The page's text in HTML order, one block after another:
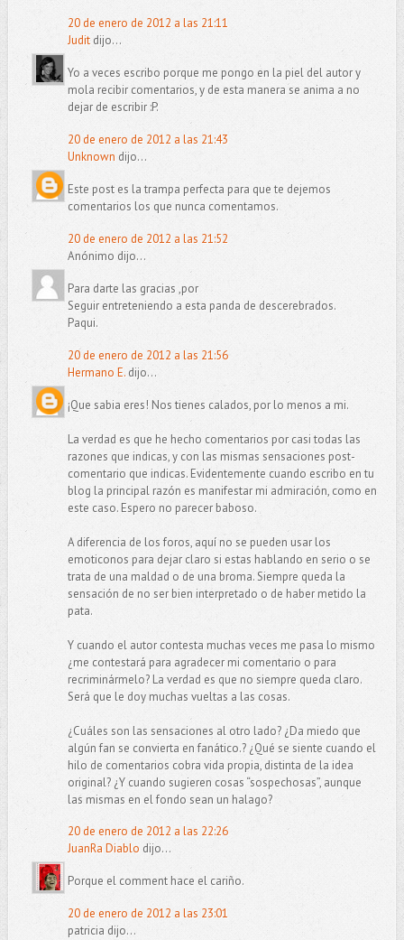
20 de enero de 2012 a las 21:11
Juditdijo...
Yo a veces escribo porque me pongo en la piel del autor y
mola recibir comentarios, y de esta manera se anima a no
dejar de escribir :P.
20 de enero de 2012 a las 21:43
Unknown dijo...
Este post es la trampa perfecta para que te dejemos
comentarios los que nunca comentamos.
20 de enero de 2012 a las 21:52
Anónimo dijo...
Para darte las gracias ,por
Seguir entreteniendo a esta panda de descerebrados.
Paqui.
20 de enero de 2012 a las 21:56
Hermano E.dijo...
¡Que sabia eres! Nos tienes calados, por lo menos a mi.
La verdad es que he hecho comentarios por casi todas las
razones que indicas, y con las mismas sensaciones post-
comentario que indicas. Evidentemente cuando escribo en tu
blog la principal razón es manifestar mi admiración, como en
este caso. Espero no parecer baboso.
A diferencia de los foros, aquí no se pueden usar los
emoticonos para dejar claro si estas hablando en serio o se
trata de una maldad o de una broma. Siempre queda la
sensación de no ser bien interpretado o de haber metido la
pata.
Y cuando el autor contesta muchas veces me pasa lo mismo
¿me contestará para agradecer mi comentario o para
recriminármelo? La verdad es que no siempre queda claro.
Será que le doy muchas vueltas a las cosas.
¿Cuáles son las sensaciones al otro lado? ¿Da miedo que
algún fan se convierta en fanático.? ¿Qué se siente cuando el
hilo de comentarios cobra vida propia, distinta de la idea
original? ¿Y cuando sugieren cosas “sospechosas”, aunque
las mismas en el fondo sean un halago?
20 de enero de 2012 a las 22:26
JuanRa Diablo dijo...
Porque el comment hace el cariño.
20 de enero de 2012 a las 23:01
patricia dijo...